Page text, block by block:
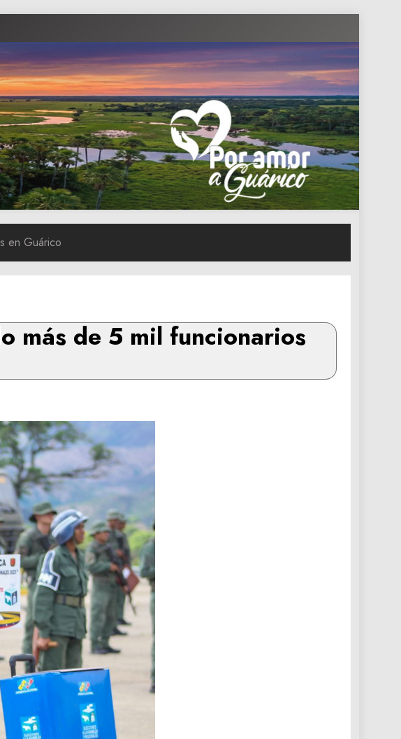
en Guárico
más de 5 mil funcionarios